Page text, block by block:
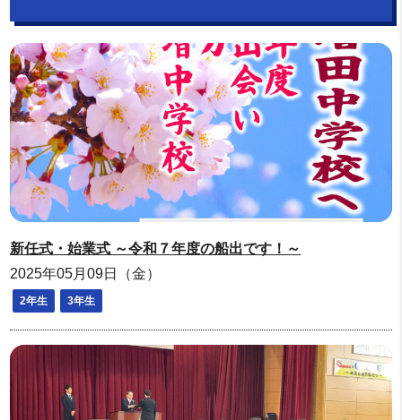
新任式・始業式 ～令和７年度の船出です！～
2025年05月09日（金）
2年生 3年生